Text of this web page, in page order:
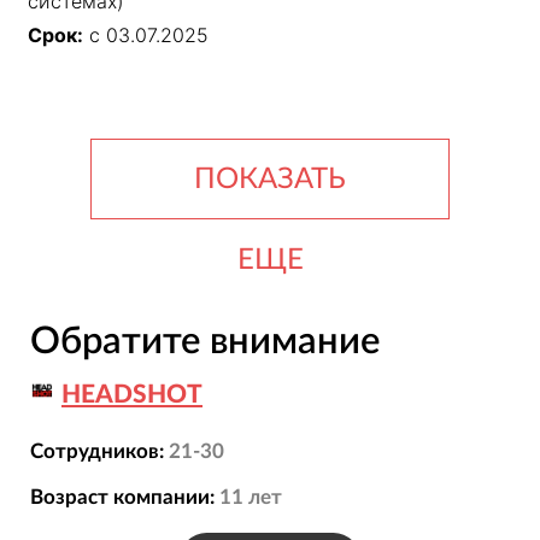
Срок: с 03.07.2025
ПОКАЗАТЬ
ЕЩЕ
Обратите внимание
HEADSHOT
Сотрудников: 21-30
Возраст компании: 11 лет